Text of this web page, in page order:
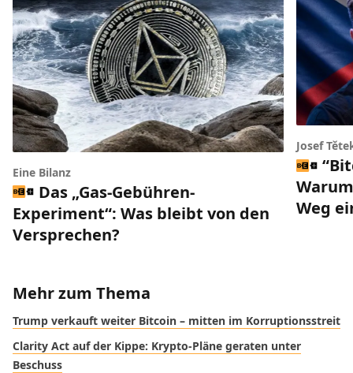
Eine Bilanz
Das „Gas-Gebühren-
Experiment“: Was bleibt von den
Versprechen?
Josef
Weg
Mehr zum Thema
Trump verkauft weiter Bitcoin – mitten im Korruptionsstreit
Clarity Act auf der Kippe: Krypto-Pläne geraten unter
Beschuss